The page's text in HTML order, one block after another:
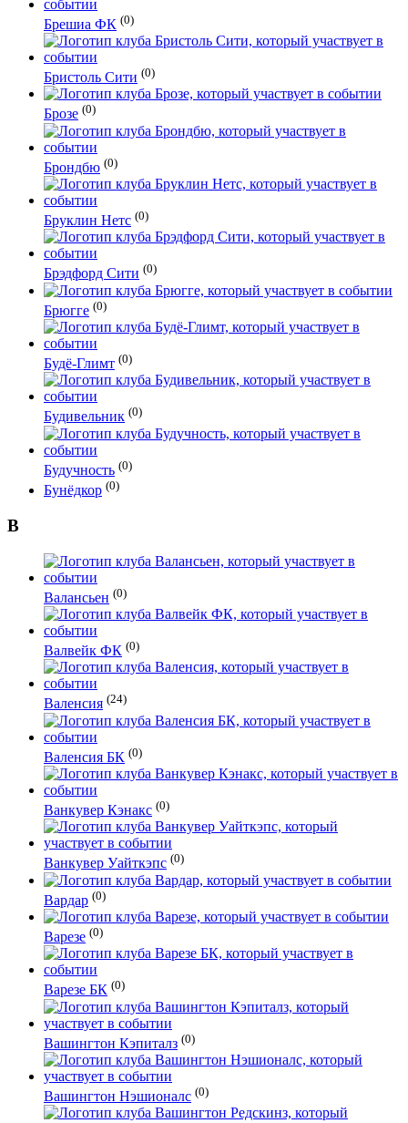
Брешиа ФК (0)
Бристоль Сити (0)
Брозе (0)
Брондбю (0)
Бруклин Нетс (0)
Брэдфорд Сити (0)
Брюгге (0)
Будё-Глимт (0)
Будивельник (0)
Будучность (0)
Бунёдкор (0)
В
Валансьен (0)
Валвейк ФК (0)
Валенсия (24)
Валенсия БК (0)
Ванкувер Кэнакс (0)
Ванкувер Уайткэпс (0)
Вардар (0)
Варезе (0)
Варезе БК (0)
Вашингтон Кэпиталз (0)
Вашингтон Нэшионалс (0)